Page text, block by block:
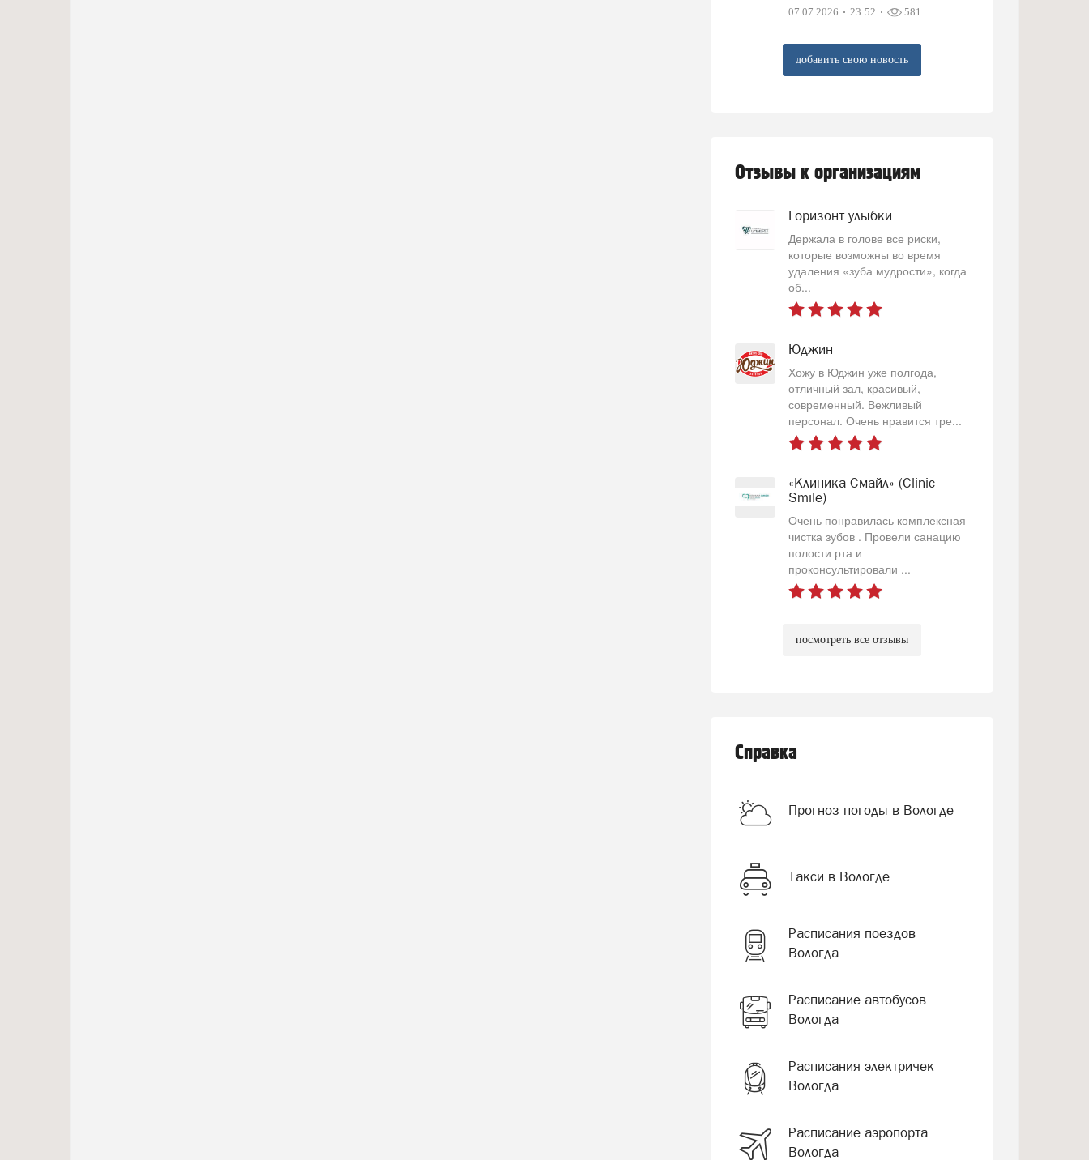
07.07.2026 23:52 581
добавить свою новость
Отзывы к организациям
Горизонт улыбки
Держала в голове все риски,
которые возможны во время
удаления «зуба мудрости», когда
об...
Юджин
Хожу в Юджин уже полгода,
отличный зал, красивый,
современный. Вежливый
персонал. Очень нравится тре...
«Клиника Смайл» (Clinic
Smile)
Очень понравилась комплексная
чистка зубов . Провели санацию
полости рта и
проконсультировали ...
посмотреть все отзывы
Справка
Прогноз погоды в Вологде
Такси в Вологде
Расписания поездов
Вологда
Расписание автобусов
Вологда
Расписания электричек
Вологда
Расписание аэропорта
Вологда